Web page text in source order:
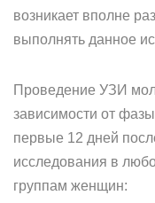
возникает вполне
выполнять данное
Проведение УЗИ
зависимости от
первые 12 дней
исследования в
группам женщин: